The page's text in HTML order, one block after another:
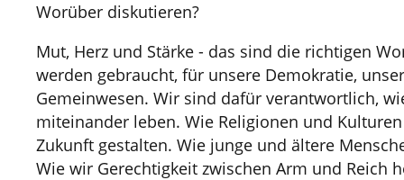
Worüber diskutieren?
Mut, Herz und Stärke - das sind die richtigen
werden gebraucht, für unsere Demokratie,
Gemeinwesen. Wir sind dafür verantwortlich,
miteinander leben. Wie Religionen und
Zukunft gestalten. Wie junge und ältere
Wie wir Gerechtigkeit zwischen Arm und Reich